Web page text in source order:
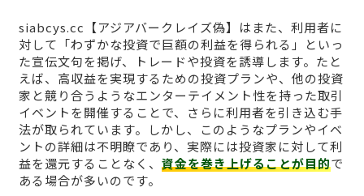
siabcys.cc【アジアバークレイズ偽】はまた、利用者に
対して「わずかな投資で巨額の利益を得られる」といっ
た宣伝文句を掲げ、トレードや投資を誘導します。たと
えば、高収益を実現するための投資プランや、他の投資
家と競り合うようなエンターテイメント性を持った取引
イベントを開催することで、さらに利用者を引き込む手
法が取られています。しかし、このようなプランやイベ
ントの詳細は不明瞭であり、実際には投資家に対して利
益を還元することなく、 資金を巻き上げることが目的で
ある場合が多いのです。